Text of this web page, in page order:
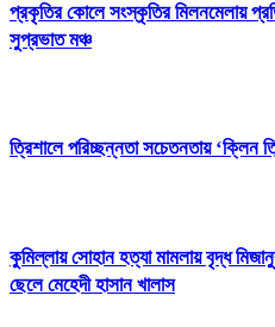
প্রকৃতির কোলে সংস্কৃতির মিলনমেলায়
সুপ্রভাত মঞ্চ
ত্রিশালে পরিচ্ছন্নতা সচেতনতায় ‘ক্লিন
কুমিল্লায় সোহান হত্যা মামলায় বৃদ্ধ
ছেলে মেহেদী হাসান খালাস